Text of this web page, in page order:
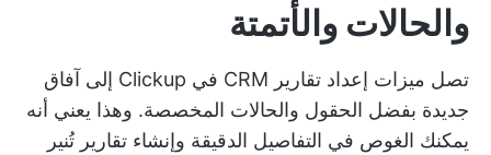
والحالات والأتمتة
تصل ميزات إعداد تقارير CRM في Clickup إلى آفاق
جديدة بفضل الحقول والحالات المخصصة. وهذا يعني أنه
يمكنك الغوص في التفاصيل الدقيقة وإنشاء تقارير تُنير